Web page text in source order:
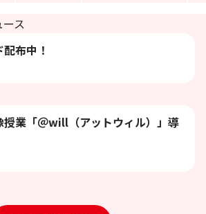
ス
布中！
授業「＠will（アットウィル）」導